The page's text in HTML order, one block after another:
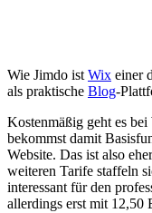
Wie Jimdo ist Wix einer
als praktische Blog-
Kostenmäßig geht es
bekommst damit
Website. Das ist also
weiteren Tarife staffeln
interessant für den
allerdings erst mit